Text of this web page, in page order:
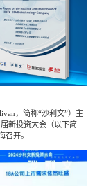
港口
渔
空
，简称“沙利文”）主
新投资大会（以下简
召开。